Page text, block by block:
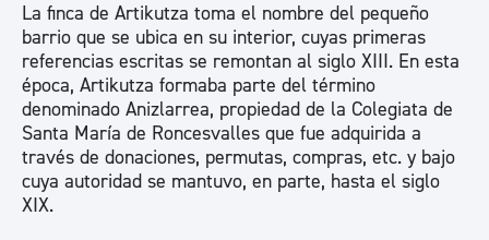
La finca de Artikutza toma el nombre del pequeño
barrio que se ubica en su interior, cuyas primeras
referencias escritas se remontan al siglo XIII. En esta
época, Artikutza formaba parte del término
denominado Anizlarrea, propiedad de la Colegiata de
Santa María de Roncesvalles que fue adquirida a
través de donaciones, permutas, compras, etc. y bajo
cuya autoridad se mantuvo, en parte, hasta el siglo
XIX.